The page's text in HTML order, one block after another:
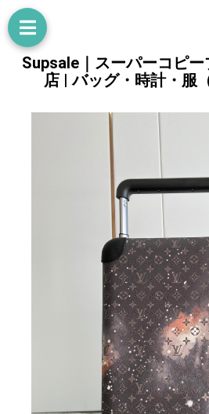
Supsale｜スーパーコピ
店 | バッグ・時計・服